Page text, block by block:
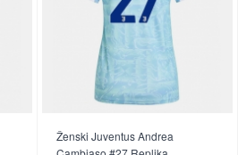
Ženski Juventus Andrea